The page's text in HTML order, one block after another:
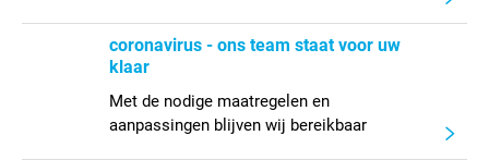
coronavirus - ons team staat voor uw
klaar
Met de nodige maatregelen en
aanpassingen blijven wij bereikbaar